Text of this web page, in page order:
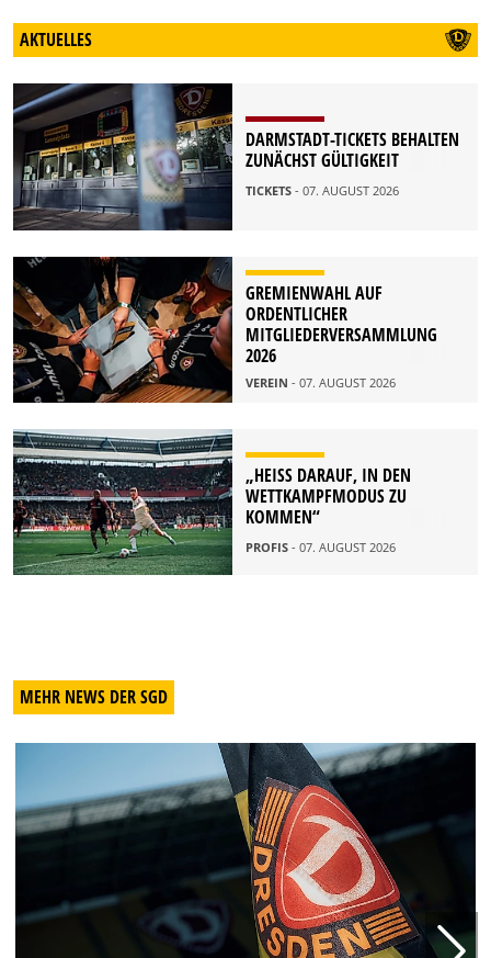
AKTUELLES
DARMSTADT-TICKETS BEHALTEN
ZUNÄCHST GÜLTIGKEIT
TICKETS - 07. AUGUST 2026
GREMIENWAHL AUF
ORDENTLICHER
MITGLIEDERVERSAMMLUNG
2026
VEREIN - 07. AUGUST 2026
„HEISS DARAUF, IN DEN W
ETTKAMPFMODUS ZU K
OMMEN“
PROFIS - 07. AUGUST 2026
MEHR NEWS DER SGD